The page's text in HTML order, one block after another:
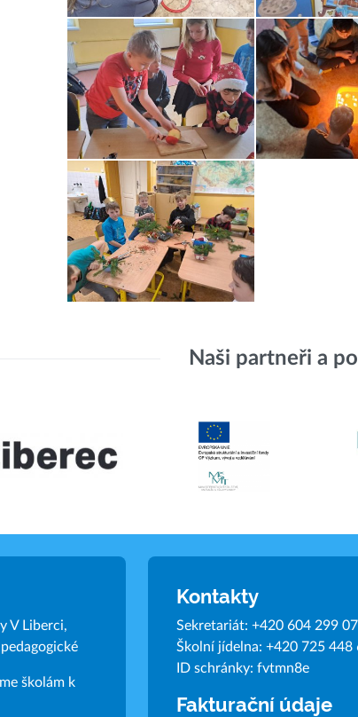
Naši partneři a
V Liberci,
školám k
Kontakty
Sekretariát: +420 604 299
Školní jídelna: +420 725 448
ID schránky: fvtmn8e
Fakturační údaje